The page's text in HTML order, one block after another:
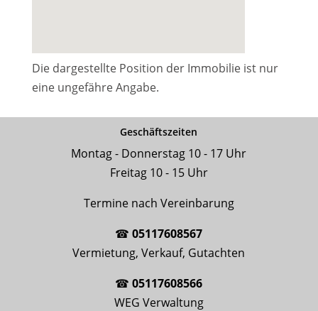
Die dargestellte Position der Immobilie ist nur
eine ungefähre Angabe.
Geschäftszeiten
Montag - Donnerstag 10 - 17 Uhr
Freitag 10 - 15 Uhr
Termine nach Vereinbarung
☎05117608567
Vermietung, Verkauf, Gutachten
☎05117608566
WEG Verwaltung